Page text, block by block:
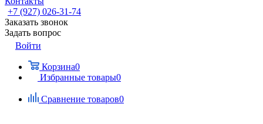
+7 (927) 026-31-74
Заказать звонок
Задать вопрос
Войти
Корзина0
Избранные товары0
Сравнение товаров0